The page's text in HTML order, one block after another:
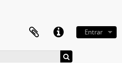
Entrar